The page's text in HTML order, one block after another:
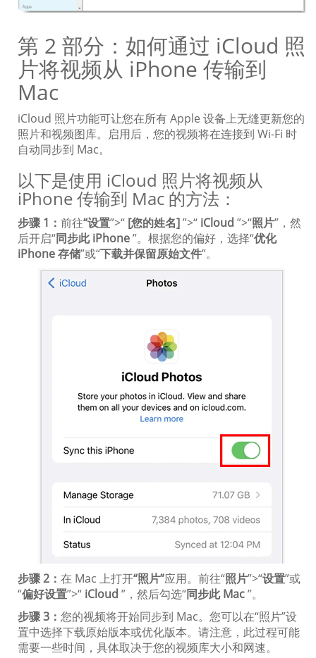
第 2 部分：如何通过 iCloud 照
片将视频从 iPhone 传输到
Mac
iCloud 照片功能可让您在所有 Apple 设备上无缝更新您的
照片和视频图库。启用后，您的视频将在连接到 Wi-Fi 时
自动同步到 Mac。
以下是使用 iCloud 照片将视频从
iPhone 传输到 Mac 的方法：
步骤 1： 前往“设置”>“ [您的姓名]”>“ iCloud ”>“照片”，然
后开启“同步此 iPhone”。根据您的偏好，选择“优化
iPhone 存储”或“下载并保留原始文件”。
步骤 2： 在 Mac 上打开“照片”应用。前往“照片”>“设置”或
“偏好设置”>“ iCloud ”，然后勾选“同步此 Mac”。
步骤 3： 您的视频将开始同步到 Mac。您可以在“照片”设
置中选择下载原始版本或优化版本。请注意，此过程可能
需要一些时间，具体取决于您的视频库大小和网速。